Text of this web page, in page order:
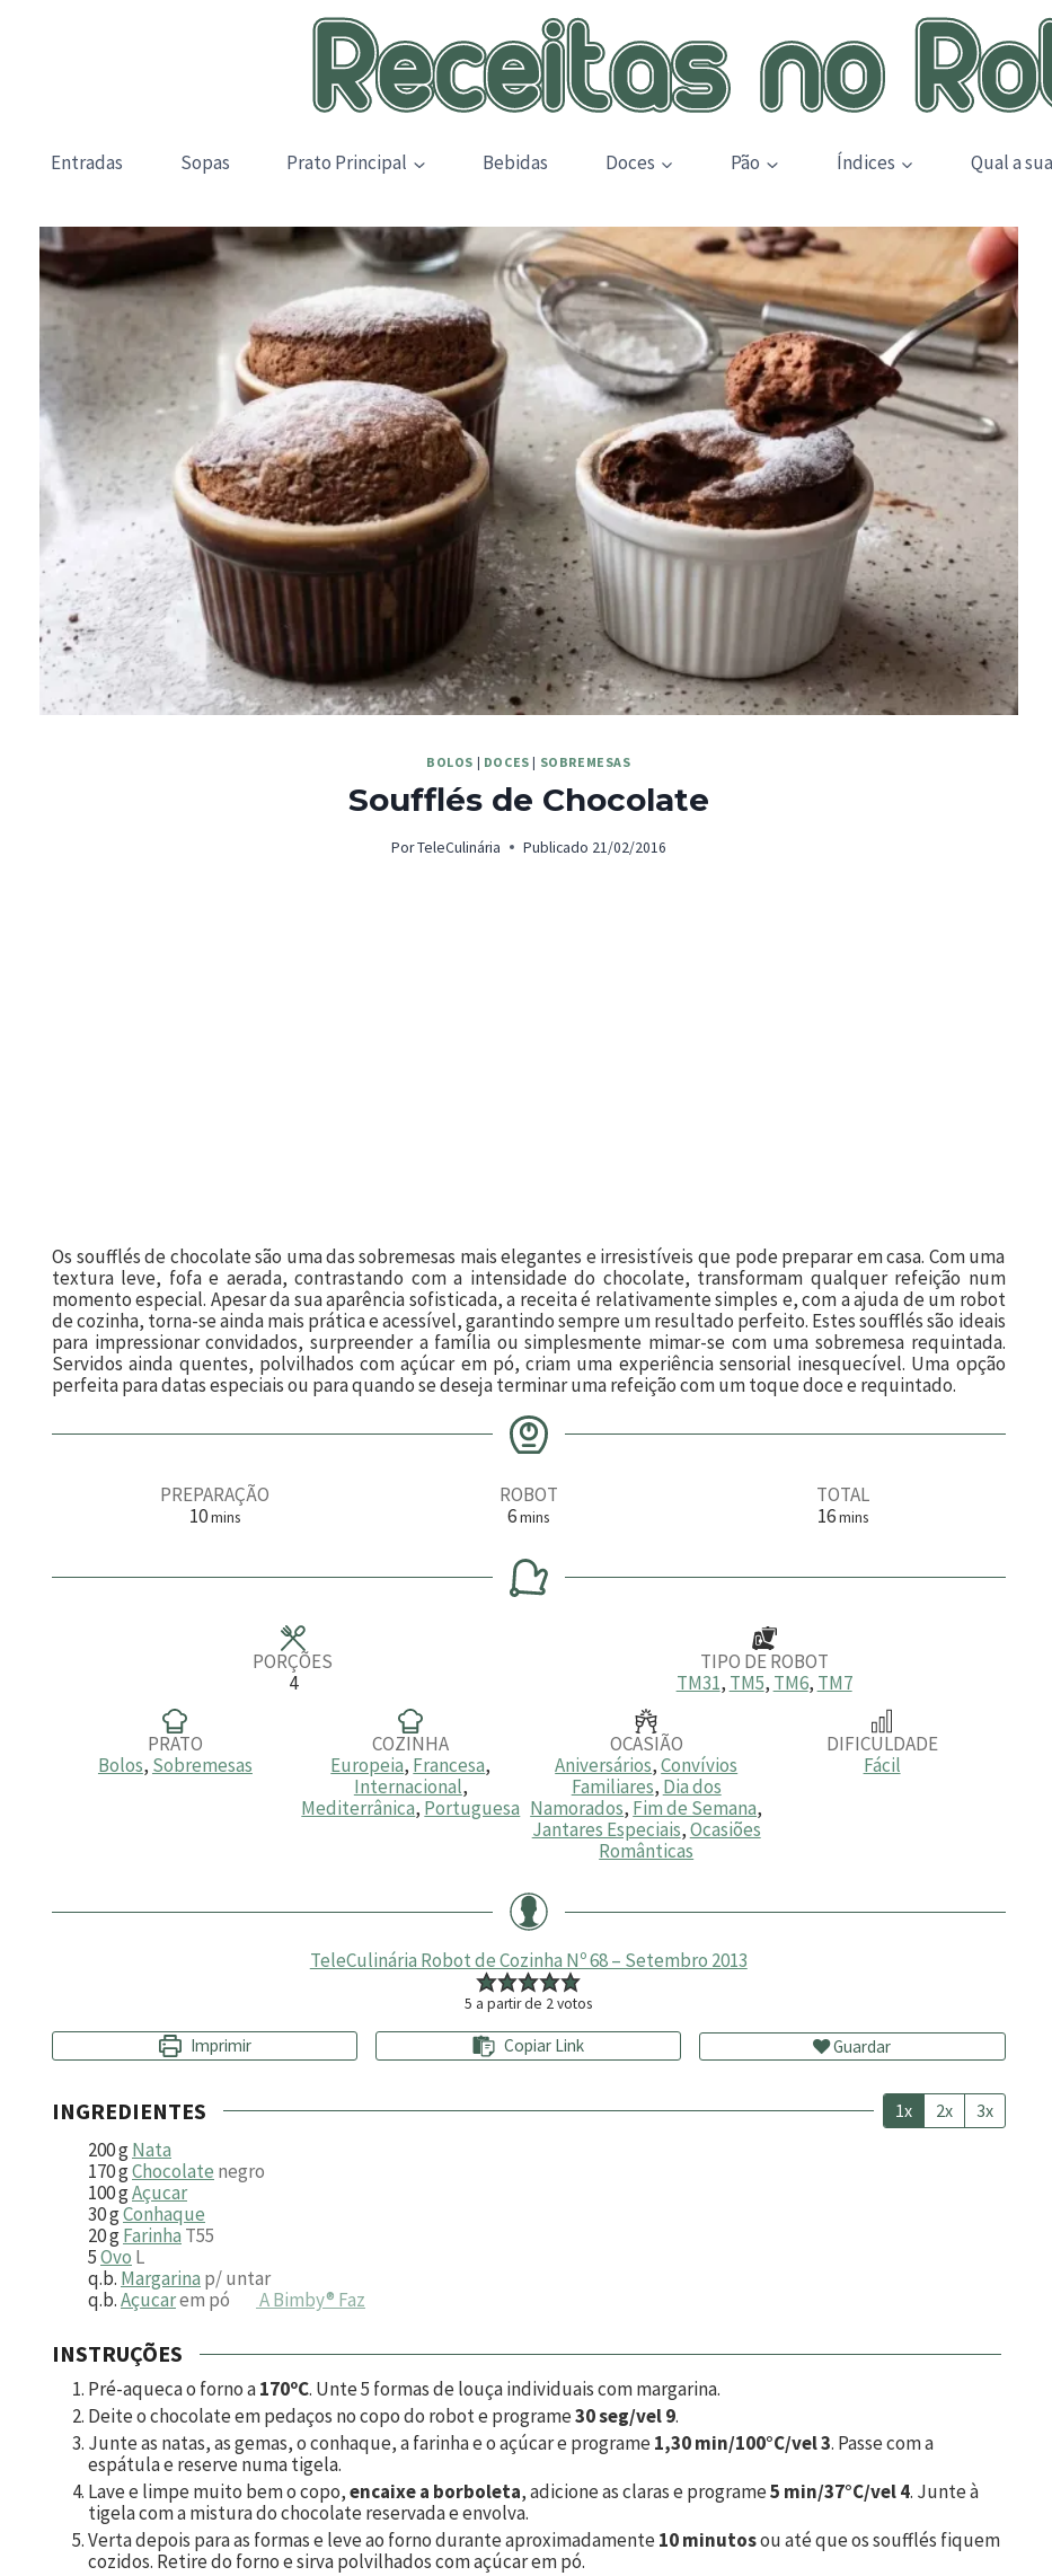
Entradas Sopas Prato Principal Bebidas Doces Pão Índices Qual a
BOLOS | DOCES | SOBREMESAS
Soufflés de Chocolate
Por TeleCulinária Publicado 21/02/2016
Os soufflés de chocolate são uma das sobremesas mais elegantes e irresistíveis que pode preparar em casa. Com uma
textura leve, fofa e aerada, contrastando com a intensidade do chocolate, transformam qualquer refeição num
momento especial. Apesar da sua aparência sofisticada, a receita é relativamente simples e, com a ajuda de um robot
de cozinha, torna-se ainda mais prática e acessível, garantindo sempre um resultado perfeito. Estes soufflés são ideais
para impressionar convidados, surpreender a família ou simplesmente mimar-se com uma sobremesa requintada.
Servidos ainda quentes, polvilhados com açúcar em pó, criam uma experiência sensorial inesquecível. Uma opção
perfeita para datas especiais ou para quando se deseja terminar uma refeição com um toque doce e requintado.
PREPARAÇÃO
10m
u
mins
ROBOT
6m
n
u
t
mins
TOTAL
16m
u
mins
PORÇÕES
4
TIPO DE ROBOT
TM31, TM5, TM6, TM7
PRATO
Bolos, Sobremesas
COZINHA
Europeia, Francesa,
Internacional,
Mediterrânica, Portuguesa
OCASIÃO
Aniversários,Convívios
Familiares, Dia dos
Namorados, Fim de Semana,
Jantares Especiais,Ocasiões
Românticas
DIFICULDADE
Fácil
TeleCulinária Robot de Cozinha Nº 68 – Setembro 2013
5 a partir de 2votos
Imprimir Copiar Link Guardar
INGREDIENTES 1x 2x 3x
200gNata
170gChocolate negro
100gAçucar
30gConhaque
20gFarinha T55
5Ovo L
q.b. Margarina p/ untar
q.b.Açucarem pó A Bimby® Faz
INSTRUÇÕES
Pré-aqueca o forno a170ºC. Unte 5 formas de louça individuais com margarina.
Deite o chocolate em pedaços no copo do robot e programe30 seg/vel 9.
Junte as natas, as gemas, o conhaque, a farinha e o açúcar e programe1,30 min/100°C/vel 3. Passe com a
espátula e reserve numa tigela.
Lave e limpe muito bem o copo,encaixe a borboleta, adicione as claras e programe5 min/37°C/vel 4. Junte à
tigela com a mistura do chocolate reservada e envolva.
Verta depois para as formas e leve ao forno durante aproximadamente10 minutosou até que os soufflés fiquem
cozidos. Retire do forno e sirva polvilhados com açúcar em pó.